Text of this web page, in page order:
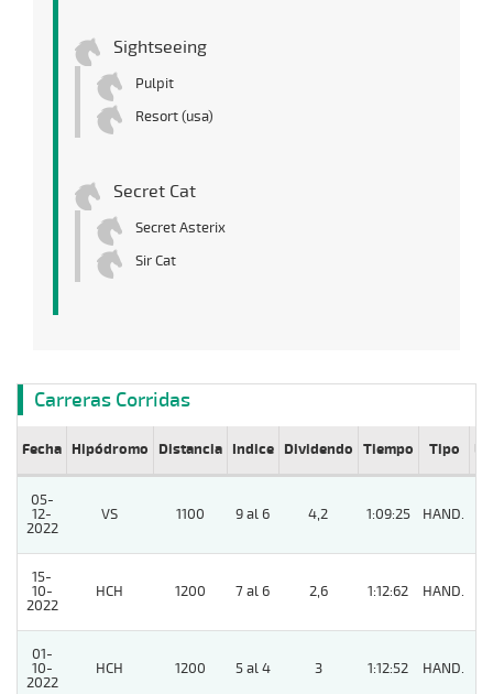
Sightseeing
Pulpit
Resort (usa)
Secret Cat
Secret Asterix
Sir Cat
Carreras Corridas
Fecha Hipódromo Distancia Indice Dividendo Tiempo Tipo Lº
05-
12-
2022
VS 1100 9 al 6 4,2 1:09:25 HAND.
15-
10-
2022
HCH 1200 7 al 6 2,6 1:12:62 HAND.
01-
10-
2022
HCH 1200 5 al 4 3 1:12:52 HAND.